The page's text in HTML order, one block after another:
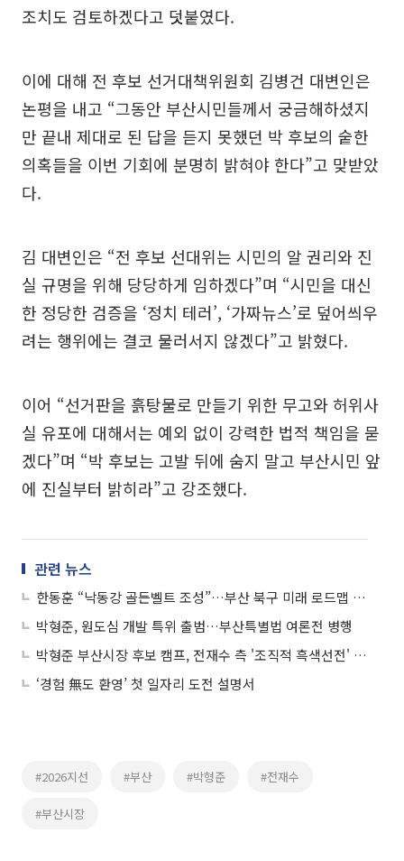
조치도 검토하겠다고 덧붙였다.
이에 대해 전 후보 선거대책위원회 김병건 대변인은
논평을 내고 “그동안 부산시민들께서 궁금해하셨지
만 끝내 제대로 된 답을 듣지 못했던 박 후보의 숱한
의혹들을 이번 기회에 분명히 밝혀야 한다”고 맞받았
다.
김 대변인은 “전 후보 선대위는 시민의 알 권리와 진
실 규명을 위해 당당하게 임하겠다”며 “시민을 대신
한 정당한 검증을 ‘정치 테러’, ‘가짜뉴스’로 덮어씌우
려는 행위에는 결코 물러서지 않겠다”고 밝혔다.
이어 “선거판을 흙탕물로 만들기 위한 무고와 허위사
실 유포에 대해서는 예외 없이 강력한 법적 책임을 묻
겠다”며 “박 후보는 고발 뒤에 숨지 말고 부산시민 앞
에 진실부터 밝히라”고 강조했다.
관련 뉴스
한동훈 “낙동강 골든벨트 조성”…부산 북구 미래 로드맵 발표
박형준, 원도심 개발 특위 출범…부산특별법 여론전 병행
박형준 부산시장 후보 캠프, 전재수 측 '조직적 흑색선전' 법적 대응 돌입
‘경험 無도 환영’ 첫 일자리 도전 설명서
#2026지선 #부산 #박형준 #전재수
#부산시장